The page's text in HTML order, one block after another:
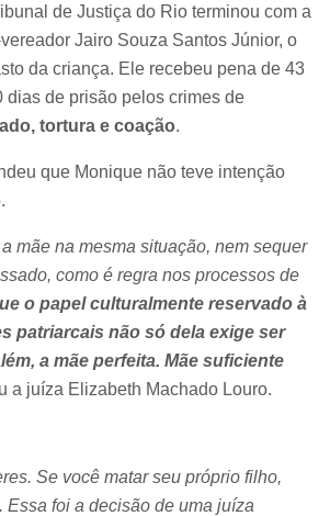
de Justiça do Rio terminou com a
Jairo Souza Santos Júnior, o
da criança. Ele recebeu pena de 43
dias de prisão pelos crimes de
tortura e coação.
que Monique não teve intenção
mãe na mesma situação, nem sequer
como é regra nos processos de
o papel culturalmente reservado à
patriarcais não só dela exige ser
a mãe perfeita. Mãe suficiente
a juíza Elizabeth Machado Louro.
Se você matar seu próprio filho,
Essa foi a decisão de uma juíza